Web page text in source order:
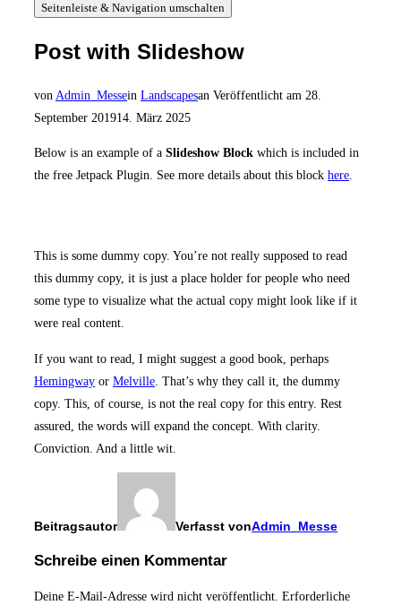
Seitenleiste & Navigation umschalten
Post with Slideshow
von Admin_Messein Landscapesan Veröffentlicht am 28.
September 201914. März 2025
Below is an example of a Slideshow Block which is included in
the free Jetpack Plugin. See more details about this block here.
image
This is some dummy copy. You’re not really supposed to read
this dummy copy, it is just a place holder for people who need
some type to visualize what the actual copy might look like if it
were real content.
If you want to read, I might suggest a good book, perhaps
Hemingway or Melville . That’s why they call it, the dummy
copy. This, of course, is not the real copy for this entry. Rest
assured, the words will expand the concept. With clarity.
Conviction. And a little wit.
Beitragsautor Verfasst vonAdmin_Messe
Schreibe einen Kommentar
Deine E-Mail-Adresse wird nicht veröffentlicht. Erforderliche